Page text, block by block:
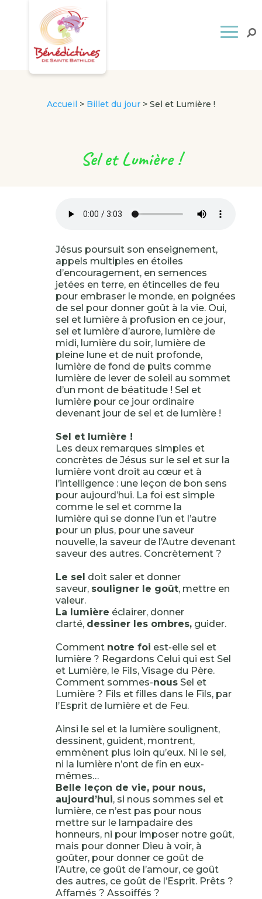
Accueil > Billet du jour> Sel et Lumière !
Sel et Lumière !
Jésus poursuit son enseignement,
appels multiples en étoiles
d’encouragement, en semences
jetées en terre, en étincelles de feu
pour embraser le monde, en poignées
de sel pour donner goût à la vie. Oui,
sel et lumière à profusion en ce jour,
sel et lumière d’aurore, lumière de
midi, lumière du soir, lumière de
pleine lune et de nuit profonde,
lumière de fond de puits comme
lumière de lever de soleil au sommet
d’un mont de béatitude ! Sel et
lumière pour ce jour ordinaire
devenant jour de sel et de lumière !
Sel et lumière !
Les deux remarques simples et
concrètes de Jésus sur le sel et sur la
lumière vont droit au cœur et à
l’intelligence : une leçon de bon sens
pour aujourd’hui. La foi est simple
comme le sel et comme la
lumière qui se donne l’un et l’autre
pour un plus, pour une saveur
nouvelle, la saveur de l’Autre devenant
saveur des autres. Concrètement ?
Le sel doit saler et donner
saveur, souligner le goût, mettre en
valeur.
La lumière éclairer, donner
clarté, dessiner les ombres,guider.
Comment notre foi est-elle sel et
lumière ? Regardons Celui qui est Sel
et Lumière, le Fils, Visage du Père.
Comment sommes-nousSel et
Lumière ? Fils et filles dans le Fils, par
l’Esprit de lumière et de Feu.
Ainsi le sel et la lumière soulignent,
dessinent, guident, montrent,
emmènent plus loin qu’eux. Ni le sel,
ni la lumière n’ont de fin en eux-
mêmes…
Belle leçon de vie, pour nous,
aujourd’hui, si nous sommes sel et
lumière, ce n’est pas pour nous
mettre sur le lampadaire des
honneurs, ni pour imposer notre goût,
mais pour donner Dieu à voir, à
goûter, pour donner ce goût de
l’Autre, ce goût de l’amour, ce goût
des autres, ce goût de l’Esprit. Prêts ?
Affamés ? Assoiffés ?